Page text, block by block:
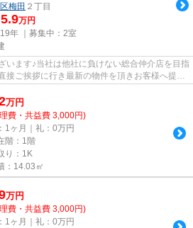
梅田 ２丁目
5.9万円
年 ｜募集中： 2室
います♪当社は他社に負けない総合仲介店を目指
接ご挨拶に行き最新の物件を頂きお客様へ提供
万円
費・共益費 3,000円)
1ヶ月｜礼：0万円
階：1階
り：1K
：14.03㎡
万円
費・共益費 3,000円)
1ヶ月｜礼：0万円